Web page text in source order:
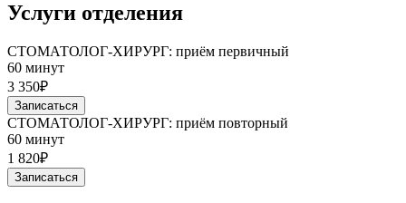
Услуги отделения
СТОМАТОЛОГ-ХИРУРГ: приём первичный
60 минут
3 350₽
Записаться
СТОМАТОЛОГ-ХИРУРГ: приём повторный
60 минут
1 820₽
Записаться